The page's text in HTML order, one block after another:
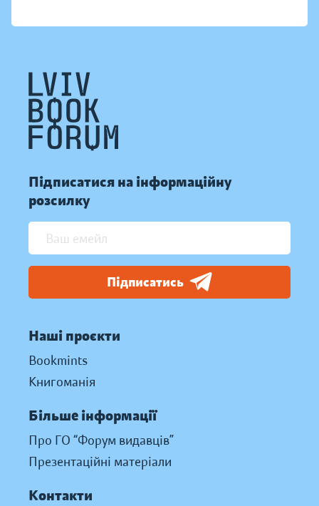
Підписатися на інформаційну
розсилку
Підписатись
Наші проєкти
Bookmints
Книгоманія
Більше інформації
Про ГО “Форум видавців”
Презентаційні матеріали
Контакти